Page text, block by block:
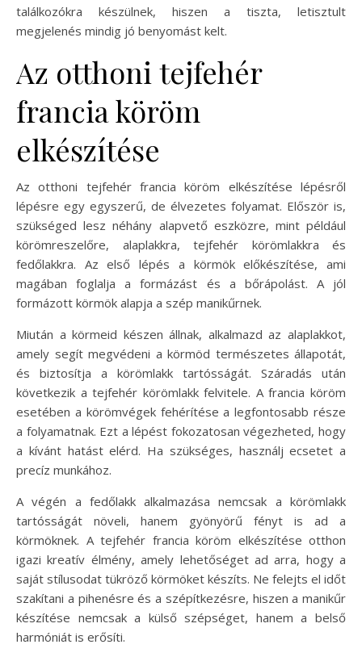
találkozókra készülnek, hiszen a tiszta, letisztult
megjelenés mindig jó benyomást kelt.
Az otthoni tejfehér
francia köröm
elkészítése
Az otthoni tejfehér francia köröm elkészítése lépésről
lépésre egy egyszerű, de élvezetes folyamat. Először is,
szükséged lesz néhány alapvető eszközre, mint például
körömreszelőre, alaplakkra, tejfehér körömlakkra és
fedőlakkra. Az első lépés a körmök előkészítése, ami
magában foglalja a formázást és a bőrápolást. A jól
formázott körmök alapja a szép manikűrnek.
Miután a körmeid készen állnak, alkalmazd az alaplakkot,
amely segít megvédeni a körmöd természetes állapotát,
és biztosítja a körömlakk tartósságát. Száradás után
következik a tejfehér körömlakk felvitele. A francia köröm
esetében a körömvégek fehérítése a legfontosabb része
a folyamatnak. Ezt a lépést fokozatosan végezheted, hogy
a kívánt hatást elérd. Ha szükséges, használj ecsetet a
precíz munkához.
A végén a fedőlakk alkalmazása nemcsak a körömlakk
tartósságát növeli, hanem gyönyörű fényt is ad a
körmöknek. A tejfehér francia köröm elkészítése otthon
igazi kreatív élmény, amely lehetőséget ad arra, hogy a
saját stílusodat tükröző körmöket készíts. Ne felejts el időt
szakítani a pihenésre és a szépítkezésre, hiszen a manikűr
készítése nemcsak a külső szépséget, hanem a belső
harmóniát is erősíti.